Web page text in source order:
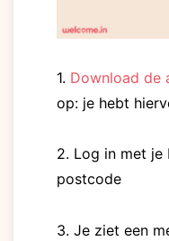
1. Download de
op: je hebt
2. Log in met je
postcode
3. Je ziet een